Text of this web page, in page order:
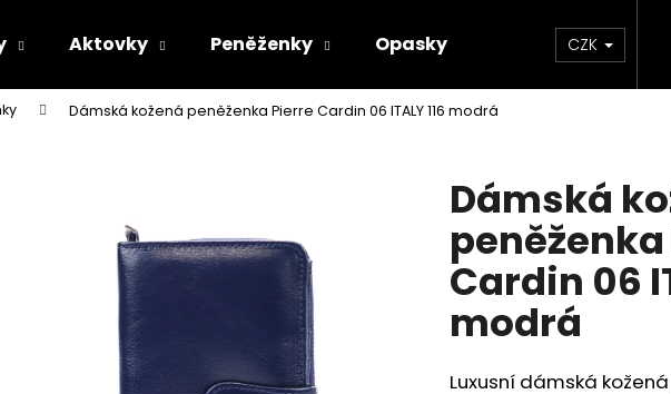
Aktovky Peněženky Opasky Doplňky
CZK
Dámská kožená peněženka Pierre Cardin 06 ITALY 116 modrá
Dámská
Cardin 06
modrá
Luxusní dámská
Co potřebujete najít?
Doporučujeme